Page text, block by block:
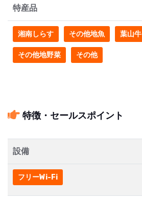
特産品
湘南しらす その他地魚 葉山牛
その他地野菜 その他
特徴・セールスポイント
設備
フリーWi-Fi